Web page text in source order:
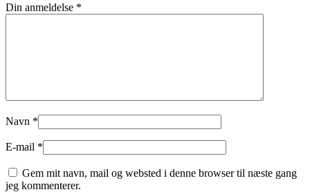
Din anmeldelse *
Navn *
E-mail *
Gem mit navn, mail og websted i denne browser til næste gang
jeg kommenterer.